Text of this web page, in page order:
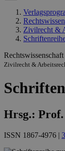
Zivilrecht &
Rechtswissenschaft
Zivilrecht &
Hrsg.:
ISSN 1867-4976 |